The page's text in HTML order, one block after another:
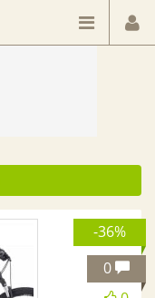
-36%
0